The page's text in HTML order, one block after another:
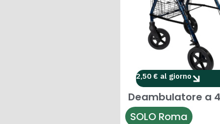
2,50 € al giorno
Deambulatore a
SOLO Roma